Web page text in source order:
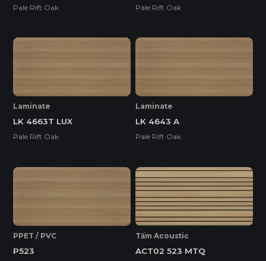
Pale Rift Oak Pale Rift Oak
Laminate
LK 4663T LUX
Pale Rift Oak
Laminate
LK 4643 A
Pale Rift Oak
PPET / PVC
P523
Tấm Acoustic
ACT02 523 MTQ